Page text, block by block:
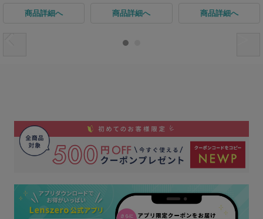
商品詳細へ 商品詳細へ 商品詳細へ